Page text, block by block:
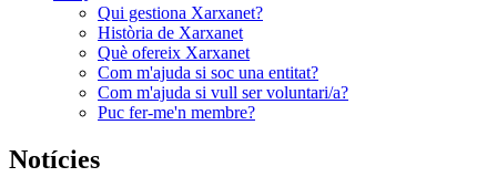
Qui gestiona Xarxanet?
Història de Xarxanet
Què ofereix Xarxanet
Com m'ajuda si soc una entitat?
Com m'ajuda si vull ser voluntari/a?
Puc fer-me'n membre?
Notícies